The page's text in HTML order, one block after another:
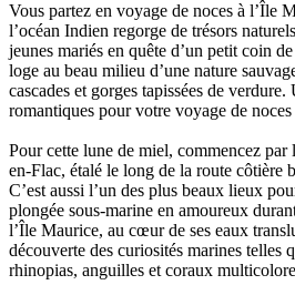
Vous partez en voyage de noces à l’Île
l’océan Indien regorge de trésors
jeunes mariés en quête d’un petit coin
loge au beau milieu d’une nature
cascades et gorges tapissées de
romantiques pour votre voyage de
Pour cette lune de miel, commencez
en-Flac, étalé le long de la route côtière
C’est aussi l’un des plus beaux lieux
plongée sous-marine en amoureux
l’Île Maurice, au cœur de ses eaux
découverte des curiosités marines telles
rhinopias, anguilles et coraux